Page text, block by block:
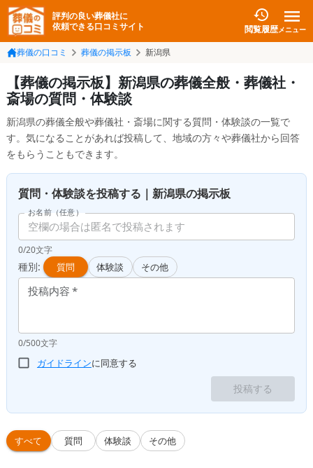
評判の良い葬儀社に
依頼できる口コミサイト
閲覧履歴メニュー
葬儀の口コミ 葬儀の掲示板 新潟県
【葬儀の掲示板】新潟県の葬儀全般・葬儀社・
斎場の質問・体験談
新潟県の葬儀全般や葬儀社・斎場に関する質問・体験談の一覧で
す。気になることがあれば投稿して、地域の方々や葬儀社から回答
をもらうこともできます。
質問・体験談を投稿する｜新潟県の掲示板
お名前（任意）
0/20文字
種別: 質問 体験談 その他
投稿内容 *
0/500文字
ガイドラインに同意する
投稿する
すべて 質問 体験談 その他